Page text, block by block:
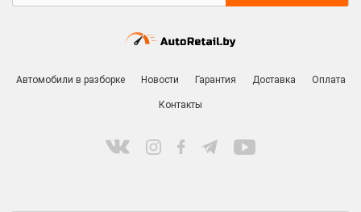
Автомобили в разборке Новости Гарантия Доставка Оплата
Контакты